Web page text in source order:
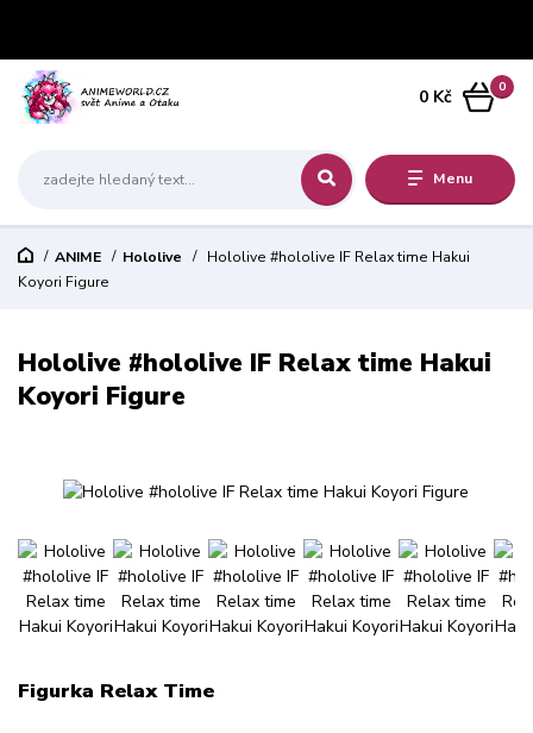
Menu
0
0 Kč
ANIME Hololive
Hololive #hololive IF Relax time Hakui
Koyori Figure
Hololive #hololive IF Relax time Hakui
Koyori Figure
Figurka Relax Time